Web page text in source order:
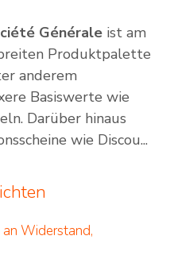
Générale ist am
Produktpalette
anderem
Basiswerte wie
Darüber hinaus
wie Discou...
an Widerstand,